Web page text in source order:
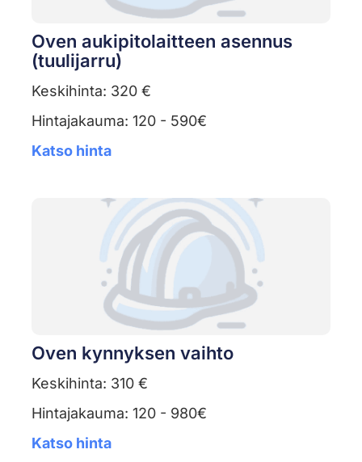
Oven aukipitolaitteen asennus
(tuulijarru)
Keskihinta: 320 €
Hintajakauma: 120 - 590€
Katso hinta
Oven kynnyksen vaihto
Keskihinta: 310 €
Hintajakauma: 120 - 980€
Katso hinta